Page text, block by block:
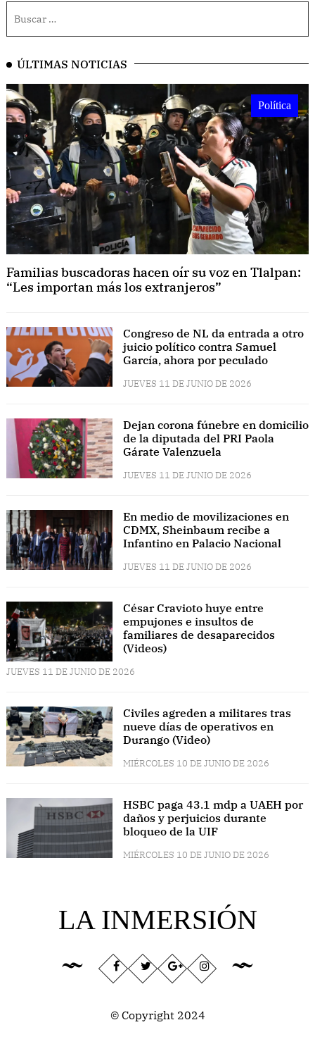
ÚLTIMAS NOTICIAS
Política
Familias buscadoras hacen oír su voz en Tlalpan:
“Les importan más los extranjeros”
Congreso de NL da entrada a otro
juicio político contra Samuel
García, ahora por peculado
JUEVES 11 DE JUNIO DE 2026
Dejan corona fúnebre en domicilio
de la diputada del PRI Paola
Gárate Valenzuela
JUEVES 11 DE JUNIO DE 2026
En medio de movilizaciones en
CDMX, Sheinbaum recibe a
Infantino en Palacio Nacional
JUEVES 11 DE JUNIO DE 2026
César Cravioto huye entre
empujones e insultos de
familiares de desaparecidos
(Videos)
JUEVES 11 DE JUNIO DE 2026
Civiles agreden a militares tras
nueve días de operativos en
Durango (Video)
MIÉRCOLES 10 DE JUNIO DE 2026
HSBC paga 43.1 mdp a UAEH por
daños y perjuicios durante
bloqueo de la UIF
MIÉRCOLES 10 DE JUNIO DE 2026
LA INMERSIÓN
© Copyright 2024